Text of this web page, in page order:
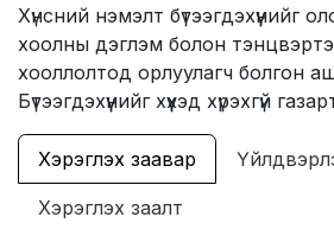
Хүнсний нэмэлт бүтээгдэхүүнийг
хоолны дэглэм болон
хооллолтод орлуулагч болгон
Бүтээгдэхүүнийг хүүхэд хүрэхгүй
Хэрэглэх заавар
Хэрэглэх заалт